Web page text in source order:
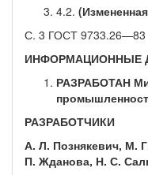
4.2.
С. 3 ГОСТ 9733.26—83
ИНФОРМАЦИОННЫЕ
РАЗРАБОТАН
РАЗРАБОТЧИКИ
А. Л. Познякевич, М.
П. Жда­нова, Н. С.